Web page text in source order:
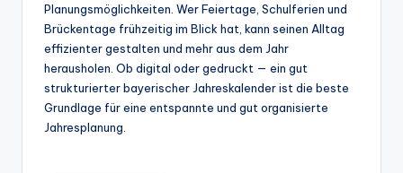
Planungsmöglichkeiten. Wer Feiertage, Schulferien und
Brückentage frühzeitig im Blick hat, kann seinen Alltag
effizienter gestalten und mehr aus dem Jahr
herausholen. Ob digital oder gedruckt — ein gut
strukturierter bayerischer Jahreskalender ist die beste
Grundlage für eine entspannte und gut organisierte
Jahresplanung.